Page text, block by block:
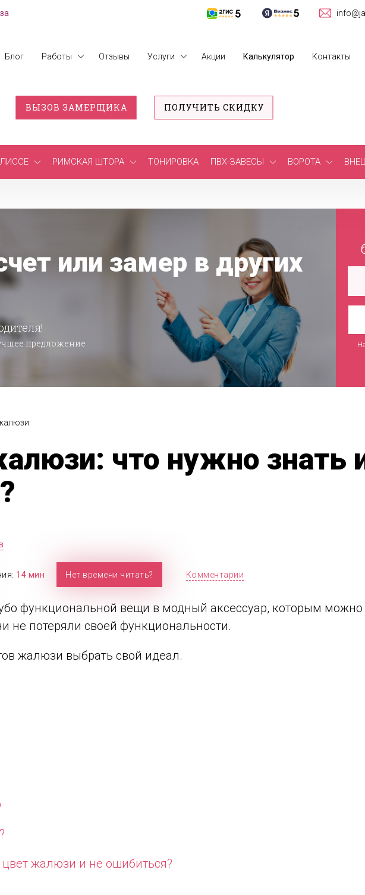
Блог Работы Отзывы Услуги Акции Калькулятор Контакты
ВЫЗОВ ЗАМЕРЩИКА ПОЛУЧИТЬ СКИДКУ
РИМСКАЯ ШТОРА ТОНИРОВКА ПВХ-ЗАВЕСЫ ВОРОТА
или замер в других
предложение
что нужно знать
14 мин Нет времени читать? Комментарии
функциональной вещи в модный аксессуар, которым можно
не потеряли своей функциональности.
жалюзи выбрать свой идеал.
цвет жалюзи и не ошибиться?